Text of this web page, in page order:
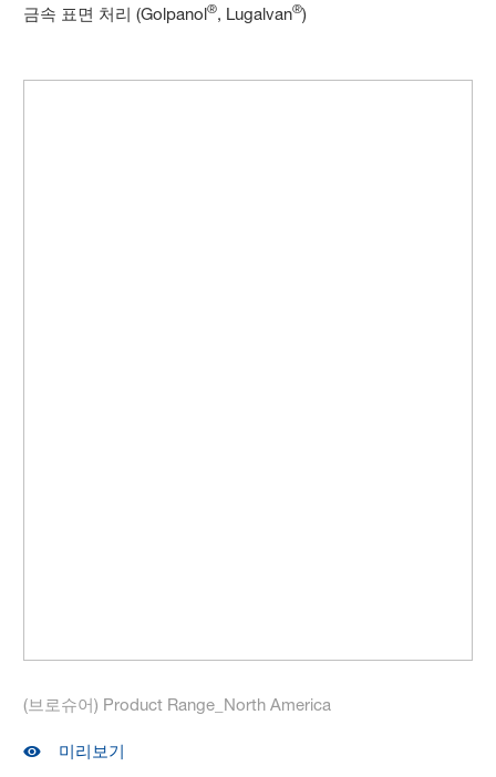
금속 표면 처리 (Golpanol®, Lugalvan®)
(브로슈어) Product Range_North America
미리보기